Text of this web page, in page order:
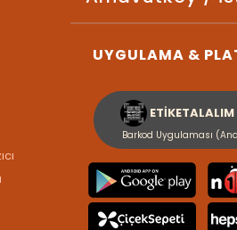
UYGULAMA &
Barkod Uygulaması